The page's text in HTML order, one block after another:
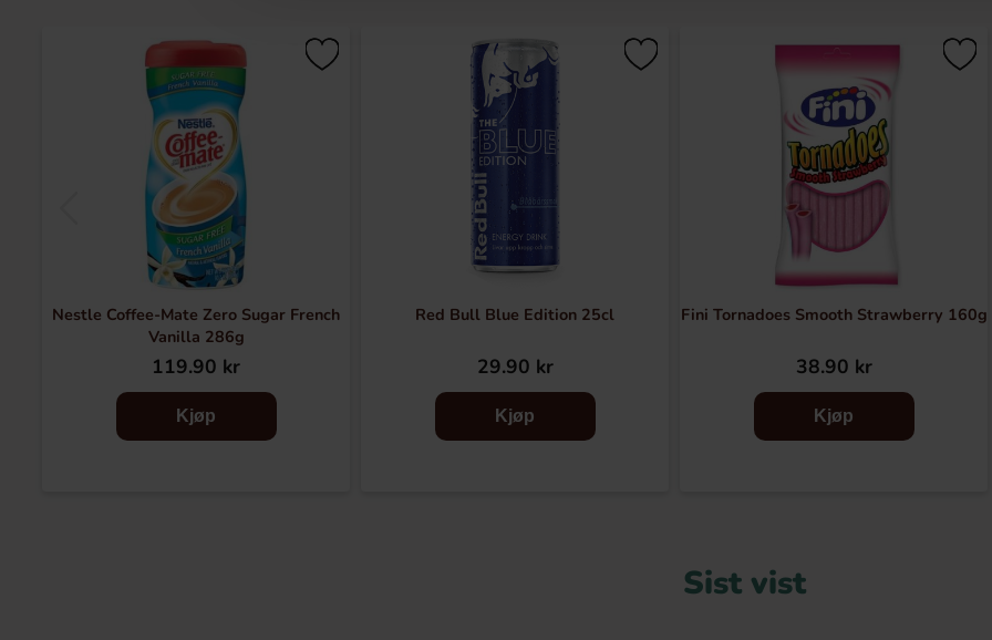
Nestle Coffee-Mate Zero Sugar French
Vanilla 286g
119.90 kr
Kjøp
Red Bull Blue Edition 25cl
29.90 kr
Kjøp
Fini Tornadoes Smooth Strawberry 160g
38.90 kr
Kjøp
Sist vist